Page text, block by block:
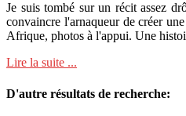
Je suis tombé sur un récit assez
convaincre l'arnaqueur de créer
Afrique, photos à l'appui. Une
Lire la suite ...
D'autre résultats de recherche: